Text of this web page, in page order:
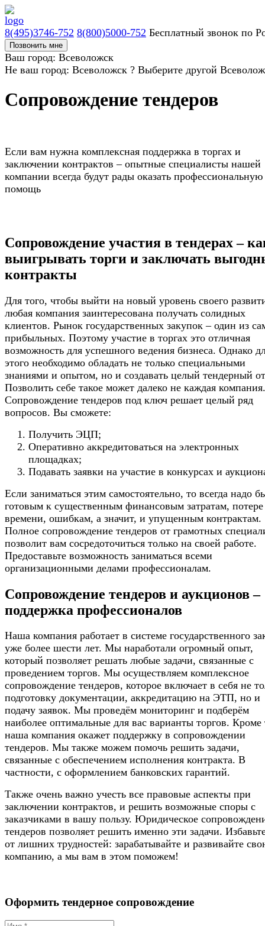
8(495)3746-752 8(800)5000-752 Бесплатный звонок по
Позвонить мне
Ваш город: Всеволожск
Не ваш город: Всеволожск ? Выберите другой
Сопровождение тендеров
Если вам нужна комплексная поддержка в торгах и
заключении контрактов – опытные специалисты нашей
компании всегда будут рады оказать профессиональную
помощь
Сопровождение участия в тендерах –
выигрывать торги и заключать
контракты
Для того, чтобы выйти на новый уровень своего
любая компания заинтересована получать солидных
клиентов. Рынок государственных закупок – один из
прибыльных. Поэтому участие в торгах это отличная
возможность для успешного ведения бизнеса. Однако
этого необходимо обладать не только специальными
знаниями и опытом, но и создавать целый тендерный
Позволить себе такое может далеко не каждая компания.
Сопровождение тендеров под ключ решает целый ряд
вопросов. Вы сможете:
Получить ЭЦП;
Оперативно аккредитоваться на электронных
площадках;
Подавать заявки на участие в конкурсах и
Если заниматься этим самостоятельно, то всегда надо
готовым к существенным финансовым затратам, потере
времени, ошибкам, а значит, и упущенным контрактам.
Полное сопровождение тендеров от грамотных
позволит вам сосредоточиться только на своей работе.
Предоставьте возможность заниматься всеми
организационными делами профессионалам.
Сопровождение тендеров и аукционов –
поддержка профессионалов
Наша компания работает в системе государственного
уже более шести лет. Мы наработали огромный опыт,
который позволяет решать любые задачи, связанные с
проведением торгов. Мы осуществляем комплексное
сопровождение тендеров, которое включает в себя не
подготовку документации, аккредитацию на ЭТП, но и
подачу заявок. Мы проведём мониторинг и подберём
наиболее оптимальные для вас варианты торгов. Кроме
наша компания окажет поддержку в сопровождении
тендеров. Мы также можем помочь решить задачи,
связанные с обеспечением исполнения контракта. В
частности, с оформлением банковских гарантий.
Также очень важно учесть все правовые аспекты при
заключении контрактов, и решить возможные споры с
заказчиками в вашу пользу. Юридическое
тендеров позволяет решить именно эти задачи.
от лишних трудностей: зарабатывайте и развивайте
компанию, а мы вам в этом поможем!
Оформить тендерное сопровождение